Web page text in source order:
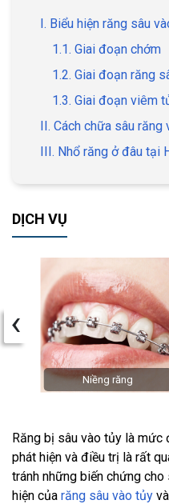
I. Biểu hiện răng sâu
1.1. Giai đoạn chớm
1.2. Giai đoạn răng
1.3. Giai đoạn viêm
II. Cách chữa sâu răng
III. Nhổ răng ở đâu tại
DỊCH VỤ
Niềng răng
‹
Răng bị sâu vào tủy là mức
phát hiện và điều trị là rất
tránh những biến chứng
hiện của răng sâu vào tủy